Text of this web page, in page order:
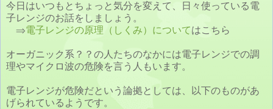
今日はいつもとちょっと気分を変えて、日々使っている電
子レンジのお話をしましょう。
⇒電子レンジの原理（しくみ）についてはこちら
オーガニック系？？の人たちのなかには電子レンジでの調
理やマイクロ波の危険を言う人もいます。
電子レンジが危険だという論拠としては、以下のものがあ
げられているようです。